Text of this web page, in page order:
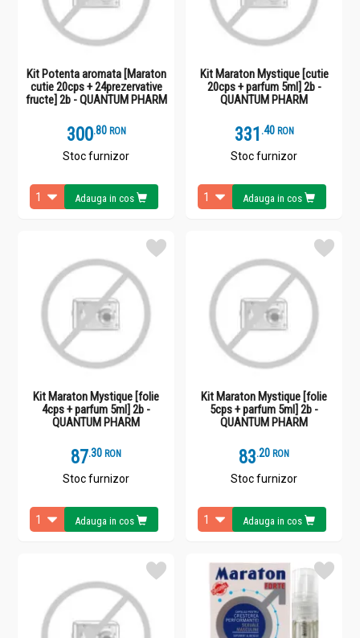
Kit Potenta aromata [Maraton
cutie 20cps + 24prezervative
fructe] 2b - QUANTUM PHARM
300.8 RON
Stoc furnizor
Adauga in cos
Kit Maraton Mystique [cutie
20cps + parfum 5ml] 2b -
QUANTUM PHARM
331 .4 RON
Stoc furnizor
Adauga in cos
Kit Maraton Mystique [folie
4cps + parfum 5ml] 2b -
QUANTUM PHARM
87.3 RON
Stoc furnizor
Adauga in cos
Kit Maraton Mystique [folie
5cps + parfum 5ml] 2b -
QUANTUM PHARM
83.2 RON
Stoc furnizor
Adauga in cos